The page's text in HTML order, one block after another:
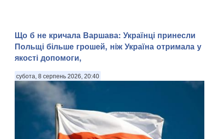
Що б не кричала Варшава: Українці принесли
Польщі більше грошей, ніж Україна отримала у
якості допомоги,
субота, 8 серпень 2026, 20:40